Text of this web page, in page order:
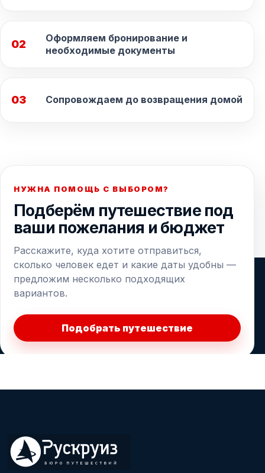
02
Оформляем бронирование и
необходимые документы
03 Сопровождаем до возвращения домой
НУЖНА ПОМОЩЬ С ВЫБОРОМ?
Подберём путешествие под
ваши пожелания и бюджет
Расскажите, куда хотите отправиться,
сколько человек едет и какие даты удобны —
предложим несколько подходящих
вариантов.
Подобрать путешествие